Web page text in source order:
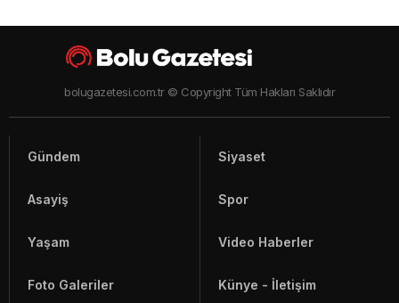
İsmail Akgül'den Bolu Belediyesi'ne peş peşe kritik
sorular!
19 yaşındaki işçinin eli makineye koptu!